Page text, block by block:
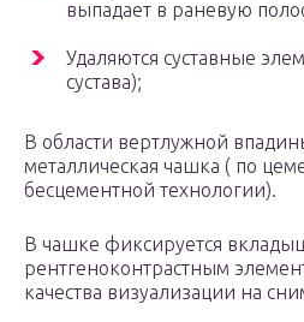
выпадает в раневую
Удаляются суставные
сустава);
В области вертлужной
металлическая чашка ( по
бесцементной технологии).
В чашке фиксируется
рентгеноконтрастным
качества визуализации на